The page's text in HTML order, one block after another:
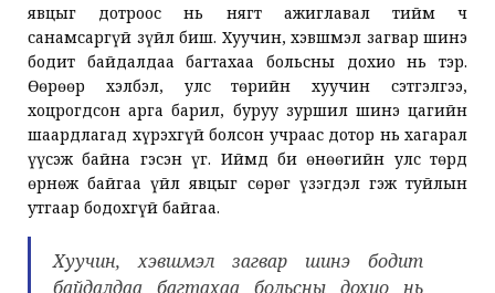
явцыг дотроос нь нягт ажиглавал тийм ч
санамсаргүй зүйл биш. Хуучин, хэвшмэл загвар шинэ
бодит байдалдаа багтахаа больсны дохио нь тэр.
Өөрөөр хэлбэл, улс төрийн хуучин сэтгэлгээ,
хоцрогдсон арга барил, буруу зуршил шинэ цагийн
шаардлагад хүрэхгүй болсон учраас дотор нь хагарал
үүсэж байна гэсэн үг. Иймд би өнөөгийн улс төрд
өрнөж байгаа үйл явцыг сөрөг үзэгдэл гэж туйлын
утгаар бодохгүй байгаа.
Хуучин, хэвшмэл загвар шинэ бодит
байдалдаа багтахаа больсны дохио нь